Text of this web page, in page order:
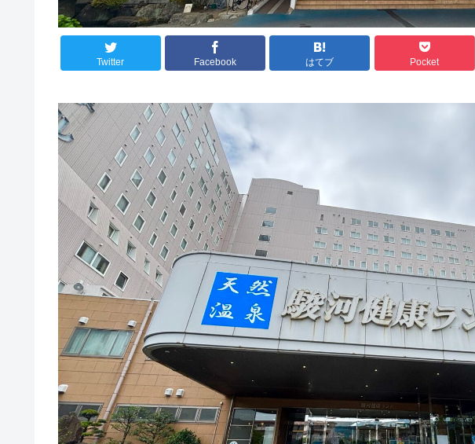
Twitter Facebook はてブ Pocket